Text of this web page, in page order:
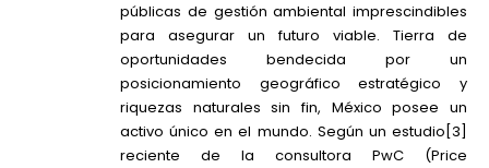
públicas de gestión ambiental imprescindibles
para asegurar un futuro viable. Tierra de
oportunidades bendecida por un
posicionamiento geográfico estratégico y
riquezas naturales sin fin, México posee un
activo único en el mundo. Según un estudio [3]
reciente de la consultora PwC (Price